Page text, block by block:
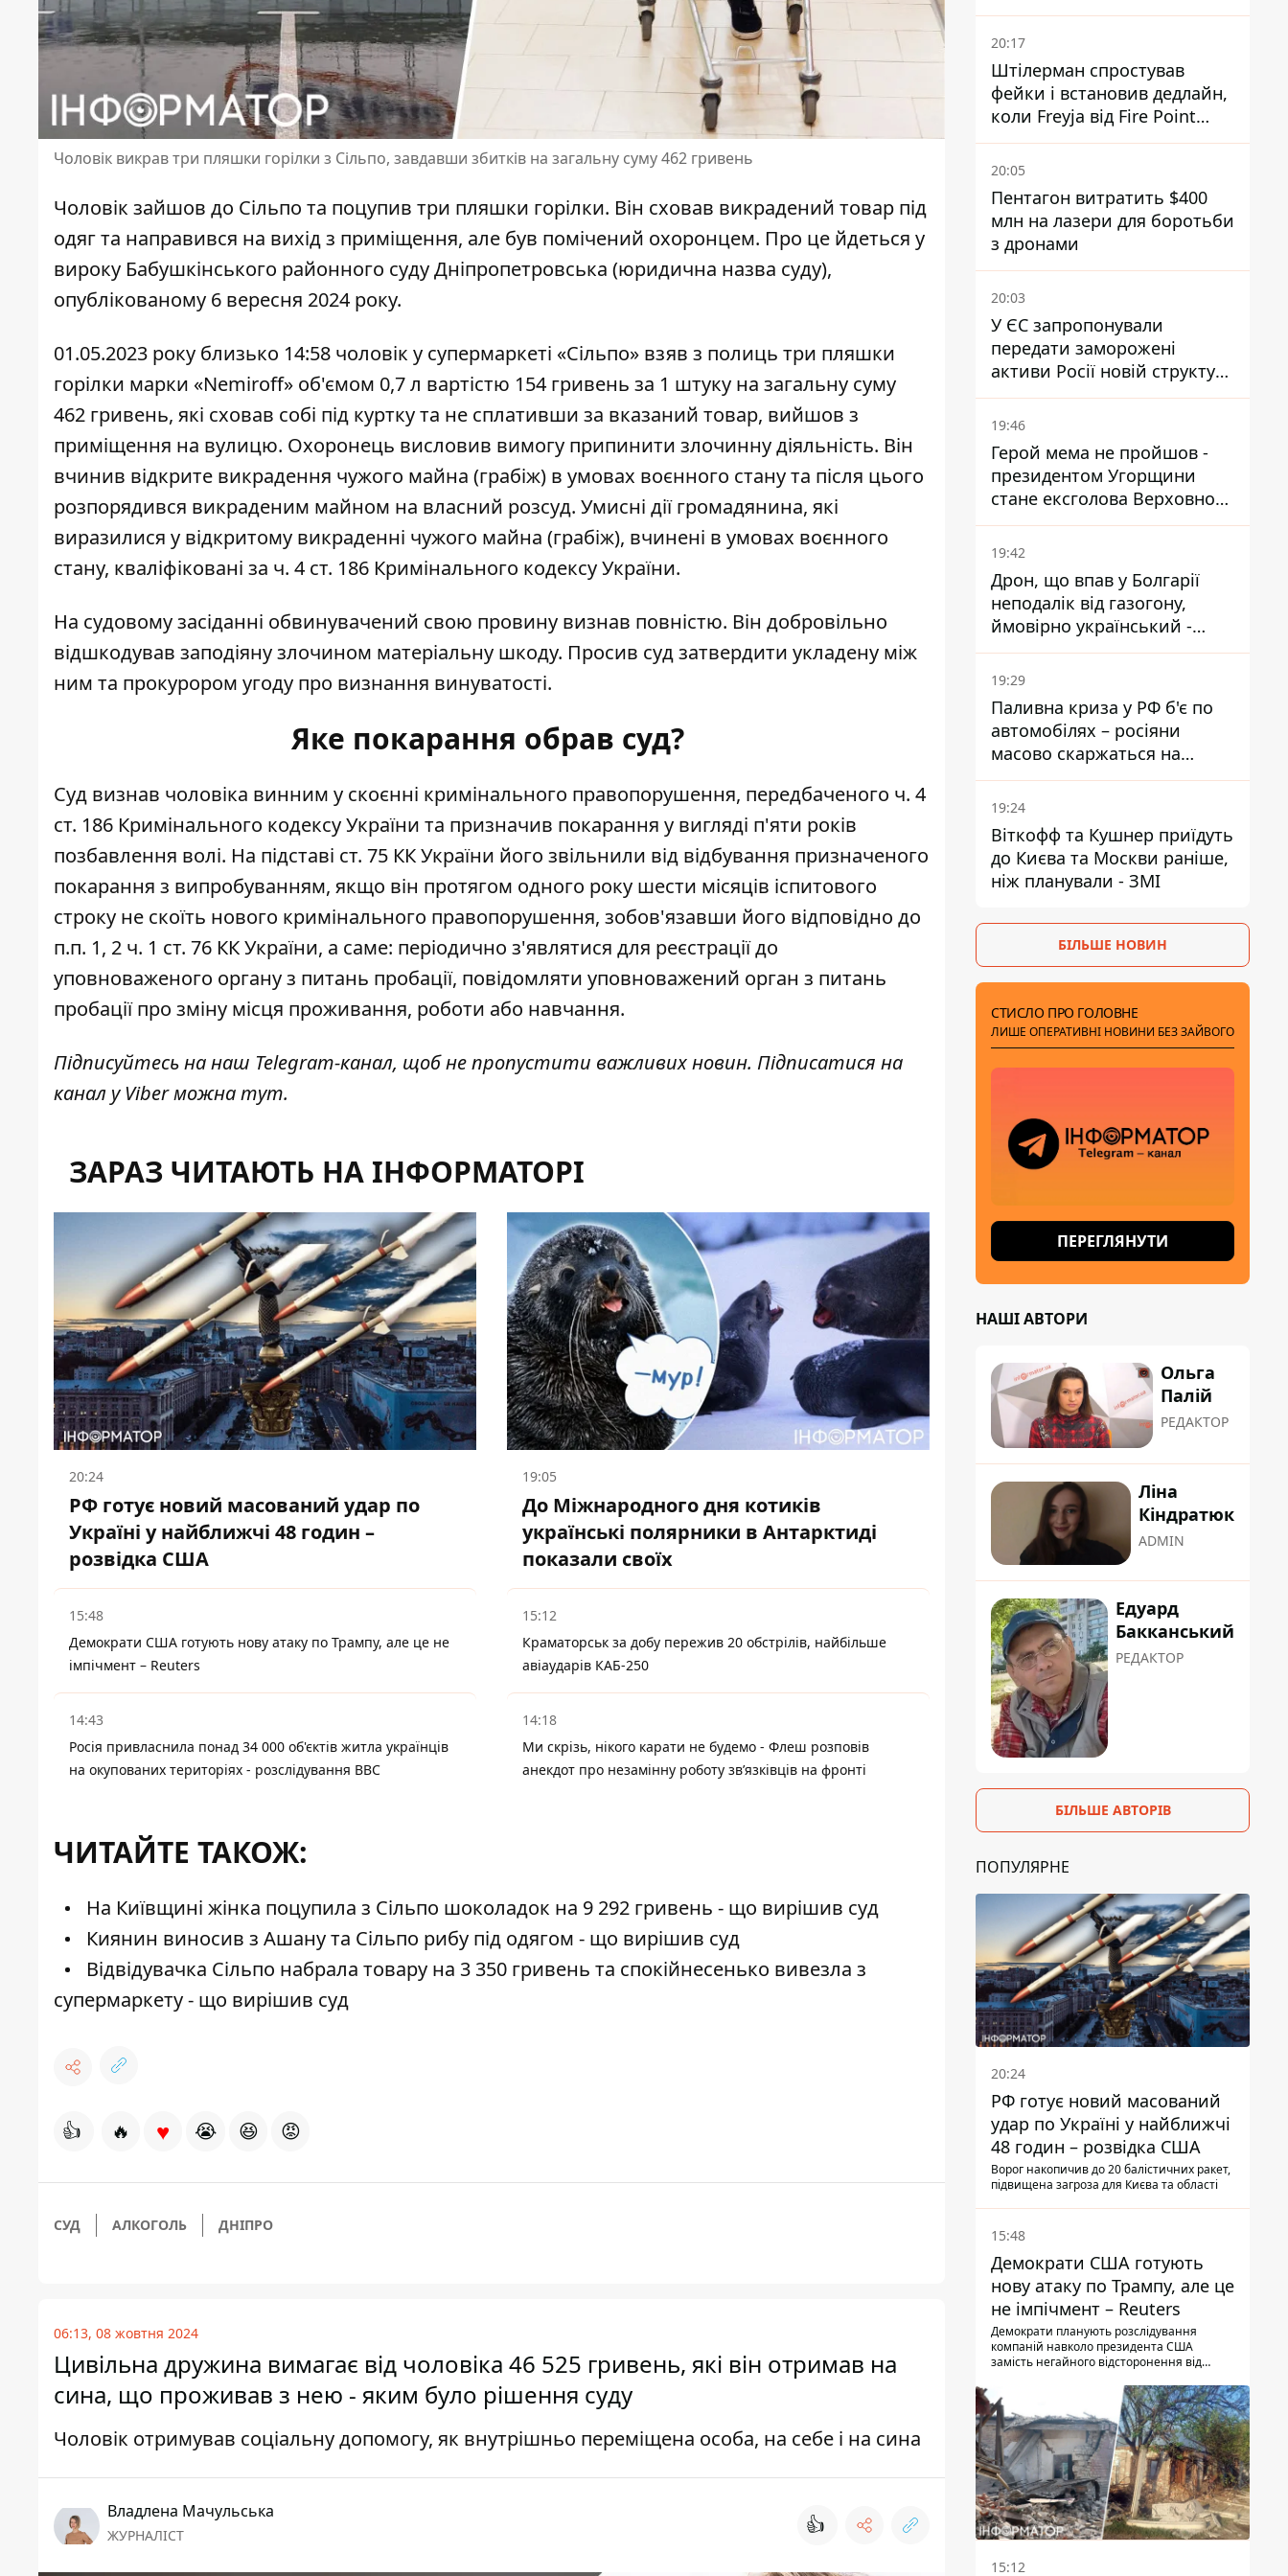
Чоловік викрав три пляшки горілки з Сільпо, завдавши збитків на загальну суму 462 гривень
Чоловік зайшов до Сільпо та поцупив три пляшки горілки. Він сховав викрадений товар під
одяг та направився на вихід з приміщення, але був помічений охоронцем. Про це йдеться у
вироку Бабушкінського районного суду Дніпропетровська (юридична назва суду),
опублікованому 6 вересня 2024 року.
01.05.2023 року близько 14:58 чоловік у супермаркеті «Сільпо» взяв з полиць три пляшки
горілки марки «Nemiroff» об'ємом 0,7 л вартістю 154 гривень за 1 штуку на загальну суму
462 гривень, які сховав собі під куртку та не сплативши за вказаний товар, вийшов з
приміщення на вулицю. Охоронець висловив вимогу припинити злочинну діяльність. Він
вчинив відкрите викрадення чужого майна (грабіж) в умовах воєнного стану та після цього
розпорядився викраденим майном на власний розсуд. Умисні дії громадянина, які
виразилися у відкритому викраденні чужого майна (грабіж), вчинені в умовах воєнного
стану, кваліфіковані за ч. 4 ст. 186 Кримінального кодексу України.
На судовому засіданні обвинувачений свою провину визнав повністю. Він добровільно
відшкодував заподіяну злочином матеріальну шкоду. Просив суд затвердити укладену між
ним та прокурором угоду про визнання винуватості.
Яке покарання обрав суд?
Суд визнав чоловіка винним у скоєнні кримінального правопорушення, передбаченого ч. 4
ст. 186 Кримінального кодексу України та призначив покарання у вигляді п'яти років
позбавлення волі. На підставі ст. 75 КК України його звільнили від відбування призначеного
покарання з випробуванням, якщо він протягом одного року шести місяців іспитового
строку не скоїть нового кримінального правопорушення, зобов'язавши його відповідно до
п.п. 1, 2 ч. 1 ст. 76 КК України, а саме: періодично з'являтися для реєстрації до
уповноваженого органу з питань пробації, повідомляти уповноважений орган з питань
пробації про зміну місця проживання, роботи або навчання.
Підписуйтесь на наш Telegram-канал, щоб не пропустити важливих новин. Підписатися на
канал у Viber можнатут.
ЗАРАЗ ЧИТАЮТЬ НА ІНФОРМАТОРІ
20:24
РФ готує новий масований удар по
Україні у найближчі 48 годин –
розвідка США
19:05
До Міжнародного дня котиків
українські полярники в Антарктиді
показали своїх
15:48
Демократи США готують нову атаку по Трампу, але це не
імпічмент – Reuters
15:12
Краматорськ за добу пережив 20 обстрілів, найбільше
авіаударів КАБ-250
14:43
Росія привласнила понад 34 000 об'єктів житла українців
на окупованих територіях - розслідування BBC
14:18
Ми скрізь, нікого карати не будемо - Флеш розповів
анекдот про незамінну роботу зв’язківців на фронті
ЧИТАЙТЕ ТАКОЖ:
На Київщині жінка поцупила з Сільпо шоколадок на 9 292 гривень - що вирішив суд
Киянин виносив з Ашану та Сільпо рибу під одягом - що вирішив суд
Відвідувачка Сільпо набрала товару на 3 350 гривень та спокійнесенько вивезла з
супермаркету - що вирішив суд
👍 🔥 ♥ 😭 😆 😡
СУД АЛКОГОЛЬ ДНІПРО
06:13, 08 жовтня 2024
Цивільна дружина вимагає від чоловіка 46 525 гривень, які він отримав на
сина, що проживав з нею - яким було рішення суду
Чоловік отримував соціальну допомогу, як внутрішньо переміщена особа, на себе і на сина
Владлена Мачульська
ЖУРНАЛІСТ 👍
20:17
Штілерман спростував
фейки і встановив дедлайн,
коли Freyja від Fire Point
повноцінно запрацює проти
балістики
20:05
Пентагон витратить $400
млн на лазери для боротьби
з дронами
20:03
У ЄС запропонували
передати заморожені
активи Росії новій структурі
блоку
19:46
Герой мема не пройшов -
президентом Угорщини
стане ексголова Верховного
Суду, якого критикував
Орбан
19:42
Дрон, що впав у Болгарії
неподалік від газогону,
ймовірно український -
Міноборони країни
19:29
Паливна криза у РФ б'є по
автомобілях – росіяни
масово скаржаться на
поломки через неякісний
бензин
19:24
Віткофф та Кушнер приїдуть
до Києва та Москви раніше,
ніж планували - ЗМІ
БІЛЬШЕ НОВИН
СТИСЛО ПРО ГОЛОВНЕ
ЛИШЕ ОПЕРАТИВНІ НОВИНИ БЕЗ ЗАЙВОГО
ПЕРЕГЛЯНУТИ
НАШІ АВТОРИ
Ольга
Палій
РЕДАКТОР
Ліна
Кіндратюк
ADMIN
Едуард
Бакканський
РЕДАКТОР
БІЛЬШЕ АВТОРІВ
ПОПУЛЯРНЕ
20:24
РФ готує новий масований
удар по Україні у найближчі
48 годин – розвідка США
Ворог накопичив до 20 балістичних ракет,
підвищена загроза для Києва та області
15:48
Демократи США готують
нову атаку по Трампу, але це
не імпічмент – Reuters
Демократи планують розслідування
компаній навколо президента США
замість негайного відсторонення від
15:12